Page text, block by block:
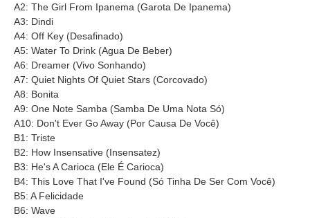
A2: The Girl From Ipanema (Garota De Ipanema)
A3: Dindi
A4: Off Key (Desafinado)
A5: Water To Drink (Agua De Beber)
A6: Dreamer (Vivo Sonhando)
A7: Quiet Nights Of Quiet Stars (Corcovado)
A8: Bonita
A9: One Note Samba (Samba De Uma Nota Só)
A10: Don't Ever Go Away (Por Causa De Você)
B1: Triste
B2: How Insensative (Insensatez)
B3: He's A Carioca (Ele É Carioca)
B4: This Love That I've Found (Só Tinha De Ser Com Você)
B5: A Felicidade
B6: Wave